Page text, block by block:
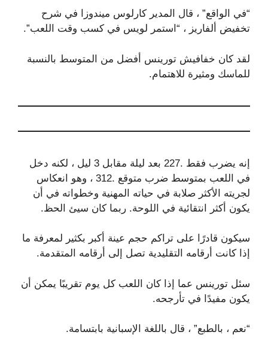
“في الواقع” ، قال المدير كارلوس ميندوزا في شرح
تخفيض ألفاريز ، “استمر لويس في كسب وقت اللعب”.
لقد كان خفافيش تورينس أفضل من المتوسط ​​بالنسبة
للماسك ومثيرة للاهتمام.
إنه يضرب فقط .227 بعد ليلة مقابل 3 ليل ، لكنه دخل
في اللعب بمتوسط ​​ضرب متوقع .312 ، وهو انعكاس
لجريته الأكثر صلابة في حياته المهنية وخطواته في أن
يكون أكثر انتقائية في اللوحة. ربما كان سيئ الحظ.
سيكون قادرًا على تراكم حجم عينة أكبر بكثير لمعرفة ما
إذا كانت أرقامه التقليدية تصل إلى أرقامه المتقدمة.
سئل تورينس عما إذا كان اللعب كل يوم تقريبًا يمكن أن
يكون مفيدًا في تأرجحه.
“نعم ، بالطبع” ، قال باللغة الإسبانية بابتسامة.